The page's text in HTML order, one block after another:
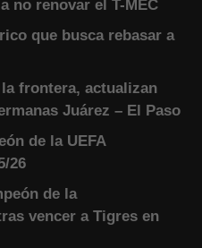
no renovar el T-MEC
que busca rebasar a
frontera, actualizan
Juárez – El Paso
de la UEFA
26
de la
vencer a Tigres en